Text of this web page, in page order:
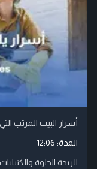
أسرار البيت المرتب
المدة: 12:06
الريحة الحلوة